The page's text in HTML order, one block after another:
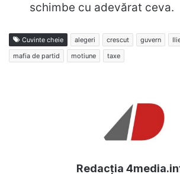
schimbe cu adevărat ceva.
Cuvinte cheie alegeri crescut guvern
mafia de partid
motiune taxe
Redacția